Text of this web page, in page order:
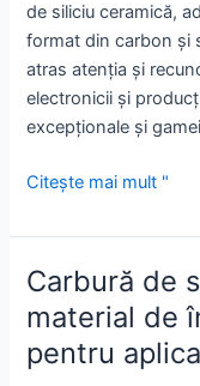
carbură
de
siliciu
de siliciu ceramică,
format din carbon și
atras atenția și
electronicii și
excepționale și
Carbură
siliciu
ceramică:
Materialul
viitorului
Citește mai mult "
Carbură de
material de
pentru